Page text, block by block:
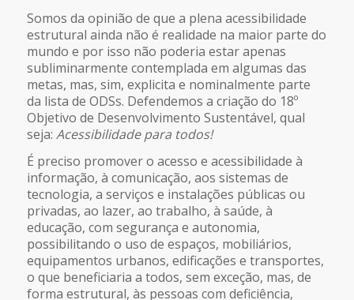
Somos da opinião de que a plena acessibilidade
estrutural ainda não é realidade na maior parte do
mundo e por isso não poderia estar apenas
subliminarmente contemplada em algumas das
metas, mas, sim, explicita e nominalmente parte
da lista de ODSs. Defendemos a criação do 18º
Objetivo de Desenvolvimento Sustentável, qual
seja: Acessibilidade para todos!
É preciso promover o acesso e acessibilidade à
informação, à comunicação, aos sistemas de
tecnologia, a serviços e instalações públicas ou
privadas, ao lazer, ao trabalho, à saúde, à
educação, com segurança e autonomia,
possibilitando o uso de espaços, mobiliários,
equipamentos urbanos, edificações e transportes,
o que beneficiaria a todos, sem exceção, mas, de
forma estrutural, às pessoas com deficiência,